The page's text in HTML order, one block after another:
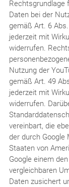
Rechtsgrundlage
Daten bei der
gemäß Art. 6
jederzeit mit
widerrufen.
Nutzung der
gemäß Art. 49
jederzeit mit
widerrufen.
vereinbart, die
der durch Google
Staaten von
Google einem
vergleichbaren
Daten zusichert